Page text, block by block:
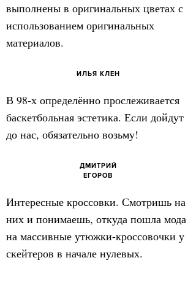
выполнены в оригинальных цветах с
использованием оригинальных
материалов.
ИЛЬЯ КЛЕН
В 98-х определённо прослеживается
баскетбольная эстетика. Если дойдут
до нас, обязательно возьму!
ДМИТРИЙ
ЕГОРОВ
Интересные кроссовки. Смотришь на
них и понимаешь, откуда пошла мода
на массивные утюжки-кроссовочки у
скейтеров в начале нулевых.